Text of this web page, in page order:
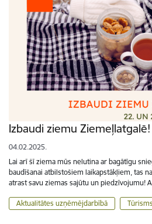
Izbaudi ziemu Ziemeļlatgalē!
04.02.2025.
Lai arī šī ziema mūs nelutina ar bagātīgu
baudīšanai atbilstošiem laikapstākļiem, tas
atrast savu ziemas sajūtu un piedzīvojumu!
Aktualitātes uzņēmējdarbībā Tūrisms